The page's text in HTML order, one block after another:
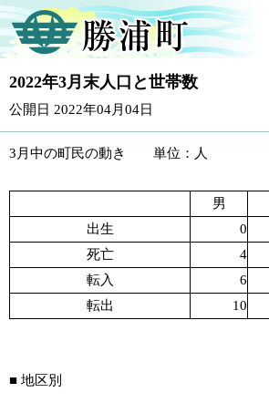
2022年3月末人口と世帯数
公開日 2022年04月04日
3月中の町民の動き 単位：人
男
出生
0
死亡
4
転入
6
転出
10
■ 地区別